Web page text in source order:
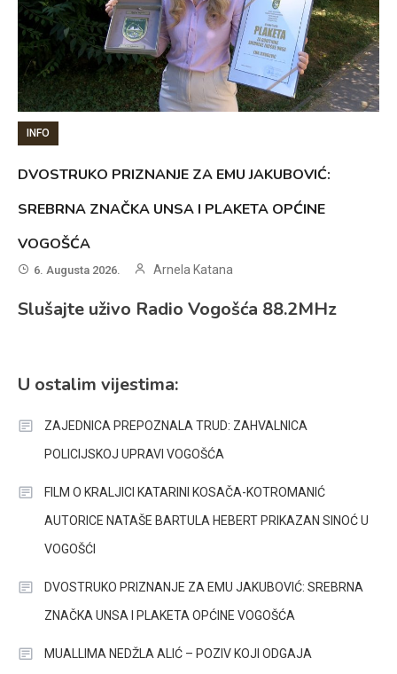
INFO
DVOSTRUKO PRIZNANJE ZA EMU JAKUBOVIĆ:
SREBRNA ZNAČKA UNSA I PLAKETA OPĆINE
VOGOŠĆA
6. Augusta 2026. Arnela Katana
Slušajte uživo Radio Vogošća 88.2MHz
U ostalim vijestima:
ZAJEDNICA PREPOZNALA TRUD: ZAHVALNICA
POLICIJSKOJ UPRAVI VOGOŠĆA
FILM O KRALJICI KATARINI KOSAČA-KOTROMANIĆ
AUTORICE NATAŠE BARTULA HEBERT PRIKAZAN SINOĆ U
VOGOŠĆI
DVOSTRUKO PRIZNANJE ZA EMU JAKUBOVIĆ: SREBRNA
ZNAČKA UNSA I PLAKETA OPĆINE VOGOŠĆA
MUALLIMA NEDŽLA ALIĆ – POZIV KOJI ODGAJA